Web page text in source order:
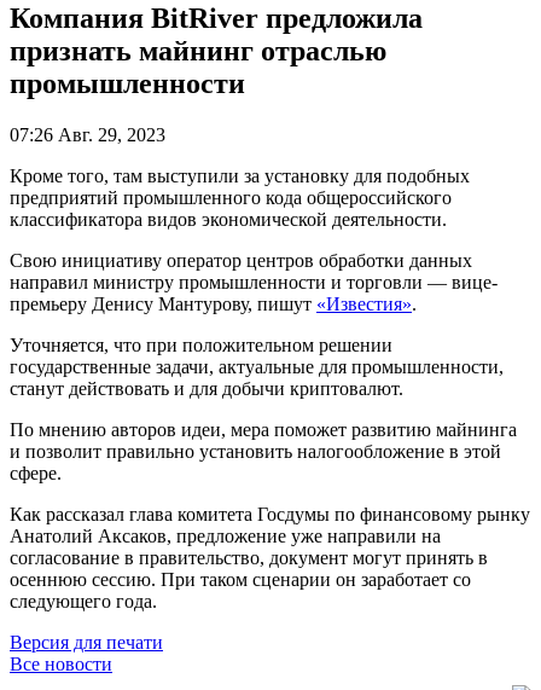
Компания BitRiver предложила
признать майнинг отраслью
промышленности
07:26 Авг. 29, 2023
Кроме того, там выступили за установку для подобных
предприятий промышленного кода общероссийского
классификатора видов экономической деятельности.
Свою инициативу оператор центров обработки данных
направил министру промышленности и торговли — вице-
премьеру Денису Мантурову, пишут «Известия».
Уточняется, что при положительном решении
государственные задачи, актуальные для промышленности,
станут действовать и для добычи криптовалют.
По мнению авторов идеи, мера поможет развитию майнинга
и позволит правильно установить налогообложение в этой
сфере.
Как рассказал глава комитета Госдумы по финансовому рынку
Анатолий Аксаков, предложение уже направили на
согласование в правительство, документ могут принять в
осеннюю сессию. При таком сценарии он заработает со
следующего года.
Версия для печати
Все новости